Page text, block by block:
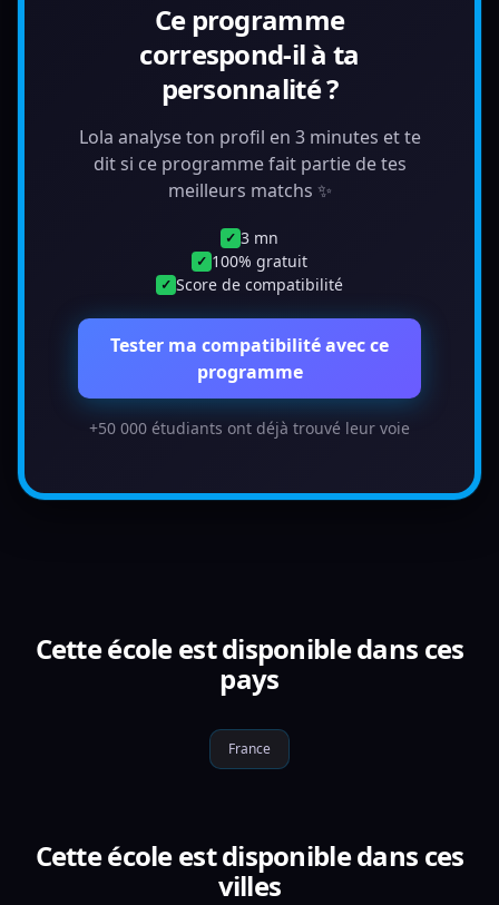
Ce programme
correspond-il à ta
personnalité ?
Lola analyse ton profil en 3 minutes et te
dit si ce programme fait partie de tes
meilleurs matchs ✨
✓ 3 mn
✓ 100% gratuit
✓ Score de compatibilité
Tester ma compatibilité avec ce
programme
+50 000 étudiants ont déjà trouvé leur voie
Cette école est disponible dans ces
pays
France
Cette école est disponible dans ces
villes